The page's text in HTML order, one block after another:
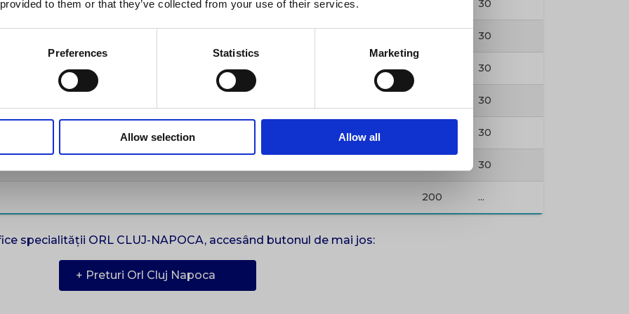
to them or that they’ve collected from your use of their services.
Preferences Statistics Marketing
Allow selection Allow all
Andrei + TIMPANOGRAMĂ 30
Andrei + TIMPANOGRAMĂ - (în zile libere), Dr. Coneac Andrei 30
(2 FRAȚI/PĂRINTE-COPIL) 30
(2 FRAȚI/PĂRINTE-COPIL) - (în zile libere), Dr. Coneac Andrei 30
(2 FRAȚI/PĂRINTE-COPIL) 30
(2 FRAȚI/PĂRINTE-COPIL) - (în zile libere), Dr. Coneac Andrei 30
200 ...
specialității ORL CLUJ-NAPOCA, accesând butonul de mai jos:
+ Preturi Orl Cluj Napoca